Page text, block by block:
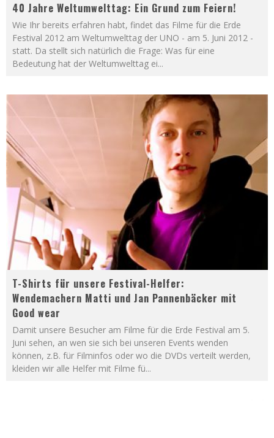
40 Jahre Weltumwelttag: Ein Grund zum Feiern!
Wie Ihr bereits erfahren habt, findet das Filme für die Erde
Festival 2012 am Weltumwelttag der UNO - am 5. Juni 2012 -
statt. Da stellt sich natürlich die Frage: Was für eine
Bedeutung hat der Weltumwelttag ei...
T-Shirts für unsere Festival-Helfer:
Wendemachern Matti und Jan Pannenbäcker mit
Good wear
Damit unsere Besucher am Filme für die Erde Festival am 5.
Juni sehen, an wen sie sich bei unseren Events wenden
können, z.B. für Filminfos oder wo die DVDs verteilt werden,
kleiden wir alle Helfer mit Filme fü...